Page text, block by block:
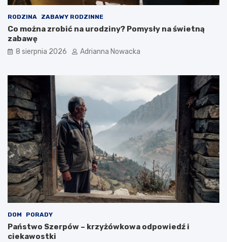
d
i
o
n
ś
w
i
e
c
i
e
?
i
w
w
a
a
n
i
a
RODZINA ZABAWY RODZINNE
Co można zrobić na urodziny? Pomysły na świetną
zabawę
8 sierpnia 2026 Adrianna Nowacka
DOM PORADY
Państwo Szerpów – krzyżówkowa odpowiedź i
ciekawostki